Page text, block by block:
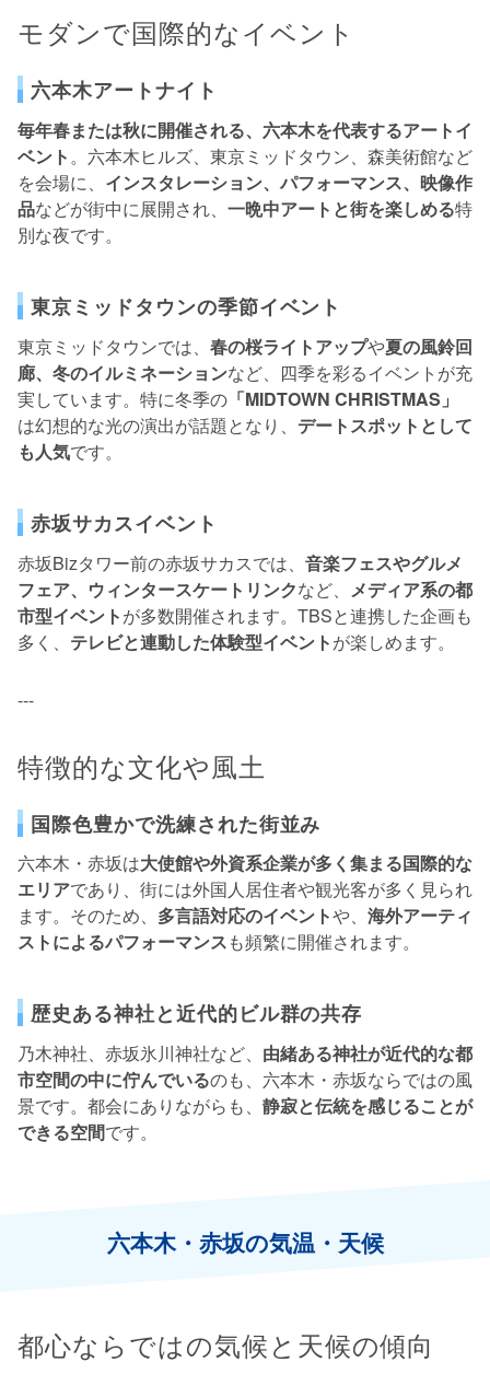
モダンで国際的なイベント
六本木アートナイト
毎年春または秋に開催される、六本木を代表するアートイ
ベント。六本木ヒルズ、東京ミッドタウン、森美術館など
を会場に、 インスタレーション、パフォーマンス、映像作
品などが街中に展開され、 一晩中アートと街を楽しめる特
別な夜です。
東京ミッドタウンの季節イベント
東京ミッドタウンでは、 春の桜ライトアップや夏の風鈴回
廊、冬のイルミネーションなど、四季を彩るイベントが充
実しています。特に冬季の 「MIDTOWN CHRISTMAS」
は幻想的な光の演出が話題となり、 デートスポットとして
も人気です。
赤坂サカスイベント
赤坂Bizタワー前の赤坂サカスでは、 音楽フェスやグルメ
フェア、ウィンタースケートリンクなど、 メディア系の都
市型イベントが多数開催されます。TBSと連携した企画も
多く、 テレビと連動した体験型イベントが楽しめます。
---
特徴的な文化や風土
国際色豊かで洗練された街並み
六本木・赤坂は大使館や外資系企業が多く集まる国際的な
エリアであり、街には外国人居住者や観光客が多く見られ
ます。そのため、 多言語対応のイベントや、 海外アーティ
ストによるパフォーマンスも頻繁に開催されます。
歴史ある神社と近代的ビル群の共存
乃木神社、赤坂氷川神社など、 由緒ある神社が近代的な都
市空間の中に佇んでいるのも、六本木・赤坂ならではの風
景です。都会にありながらも、 静寂と伝統を感じることが
できる空間です。
六本木・赤坂の気温・天候
都心ならではの気候と天候の傾向